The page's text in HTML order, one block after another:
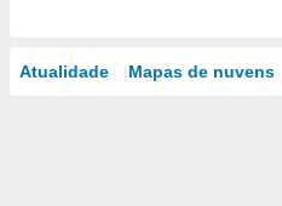
Atualidade Mapas de nuvens